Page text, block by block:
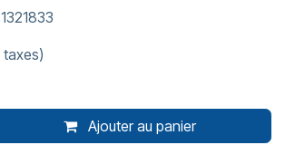
taxes)
Ajouter au panier